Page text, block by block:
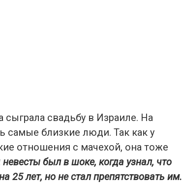
свадьбу в Израиле. На
близкие люди. Так как у
отношения с мачехой, она тоже
невесты был в шоке, когда узнал, что
25 лет, но не стал препятствовать им.